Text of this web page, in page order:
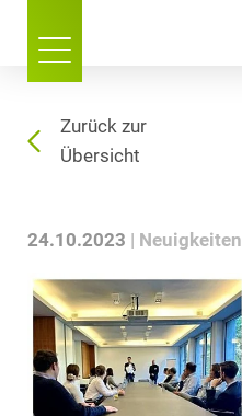
Zurück zur
Übersicht
24.10.2023 Neuigkeiten